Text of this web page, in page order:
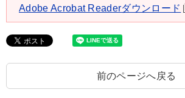
Adobe Acrobat Readerダウンロード
前のページへ戻る